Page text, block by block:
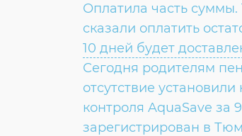
ОТВЕТ:
Оплатила часть суммы.
сказали оплатить
10 дней будет
ВОПРОС:
Сегодня родителям
отсутствие
контроля AquaSave за
зарегистрирован в